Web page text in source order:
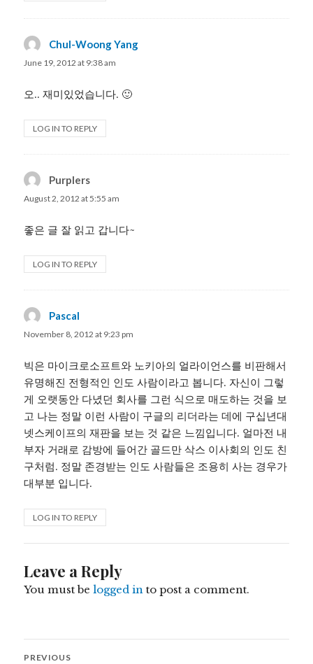
Chul-Woong Yang
June 19, 2012 at 9:38 am
오.. 재미있었습니다. 🙂
LOG IN TO REPLY
Purplers
August 2, 2012 at 5:55 am
좋은 글 잘 읽고 갑니다~
LOG IN TO REPLY
Pascal
November 8, 2012 at 9:23 pm
빅은 마이크로소프트와 노키아의 얼라이언스를 비판해서
유명해진 전형적인 인도 사람이라고 봅니다. 자신이 그렇
게 오랫동안 다녔던 회사를 그런 식으로 매도하는 것을 보
고 나는 정말 이런 사람이 구글의 리더라는 데에 구십년대
넷스케이프의 재판을 보는 것 같은 느낌입니다. 얼마전 내
부자 거래로 감방에 들어간 골드만 삭스 이사회의 인도 친
구처럼. 정말 존경받는 인도 사람들은 조용히 사는 경우가
대부분 입니다.
LOG IN TO REPLY
Leave a Reply
You must belogged in to post a comment.
Post
PREVIOUS